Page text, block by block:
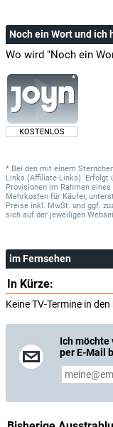
Noch ein Wort und ich
Wo wird "Noch ein
KOSTENLOS
* Bei den mit einem
Links (Affiliate-Links). Erfolgt
Provisionen im Rahmen
Mehrkosten für Käufer,
Preise inkl. MwSt. und ggf.
sich auf der jeweiligen
im Fernsehen
In Kürze:
Keine TV-Termine in
Ich möchte
per E-Mail